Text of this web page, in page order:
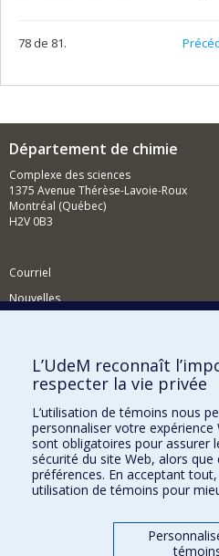
78 de 81.
Département de chimie
Complexe des sciences
1375 Avenue Thérèse-Lavoie-Roux
Montréal (Québec)
H2V 0B3
Courriel
Nouvelles
Comment soutenir le
BESOIN D'AIDE?
Plan du site
Signaler une erreur
Accessibilité
FACULTÉ DES ARTS ET DES SCIENCES
Nos départements et écoles
L’UdeM reconnaît
respecter la vie privée
L’utilisation de témoins nous
personnaliser votre expérience
sont obligatoires pour assurer
sécurité du site Web, alors que
préférences. En acceptant
utilisation de témoins pour